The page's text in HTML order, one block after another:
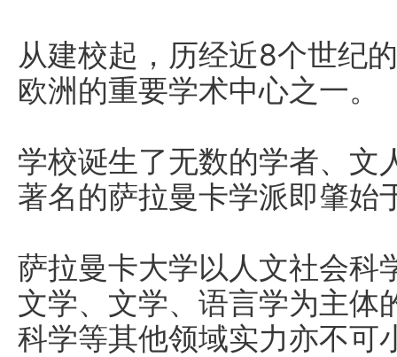
从建校起，历经近8个世纪
欧洲的重要学术中心之一。
学校诞生了无数的学者、文
著名的萨拉曼卡学派即肇始
萨拉曼卡大学以人文社会科
文学、文学、语言学为主体
科学等其他领域实力亦不可